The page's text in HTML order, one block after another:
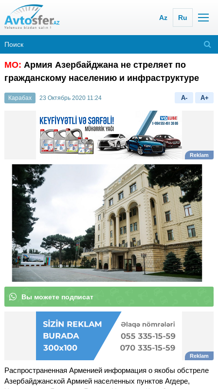
Az Ru
МО: Армия Азербайджана не стреляет по
гражданскому населению и инфраструктуре
Карабах 23 Октябрь 2020 11:24 A- A+
В|
Распространенная Арменией информация о якобы обстреле
Азербайджанской Армией населенных пунктов Агдере,